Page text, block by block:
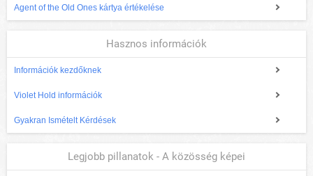
Agent of the Old Ones kártya értékelése
Hasznos információk
Információk kezdőknek
Violet Hold információk
Gyakran Ismételt Kérdések
Legjobb pillanatok - A közösség képei